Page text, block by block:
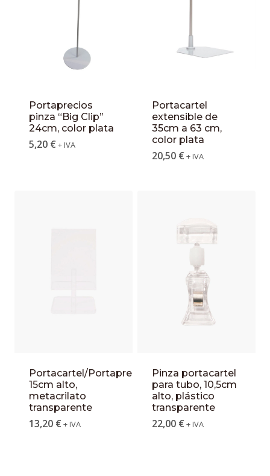
Portaprecios
pinza “Big Clip”
24cm, color plata
5,20 € + IVA
Portacartel
extensible de
35cm a 63 cm,
color plata
20,50 € + IVA
Portacartel/Portaprecios,
15cm alto,
metacrilato
transparente
13,20 € + IVA
Pinza portacartel
para tubo, 10,5cm
alto, plástico
transparente
22,00 € + IVA